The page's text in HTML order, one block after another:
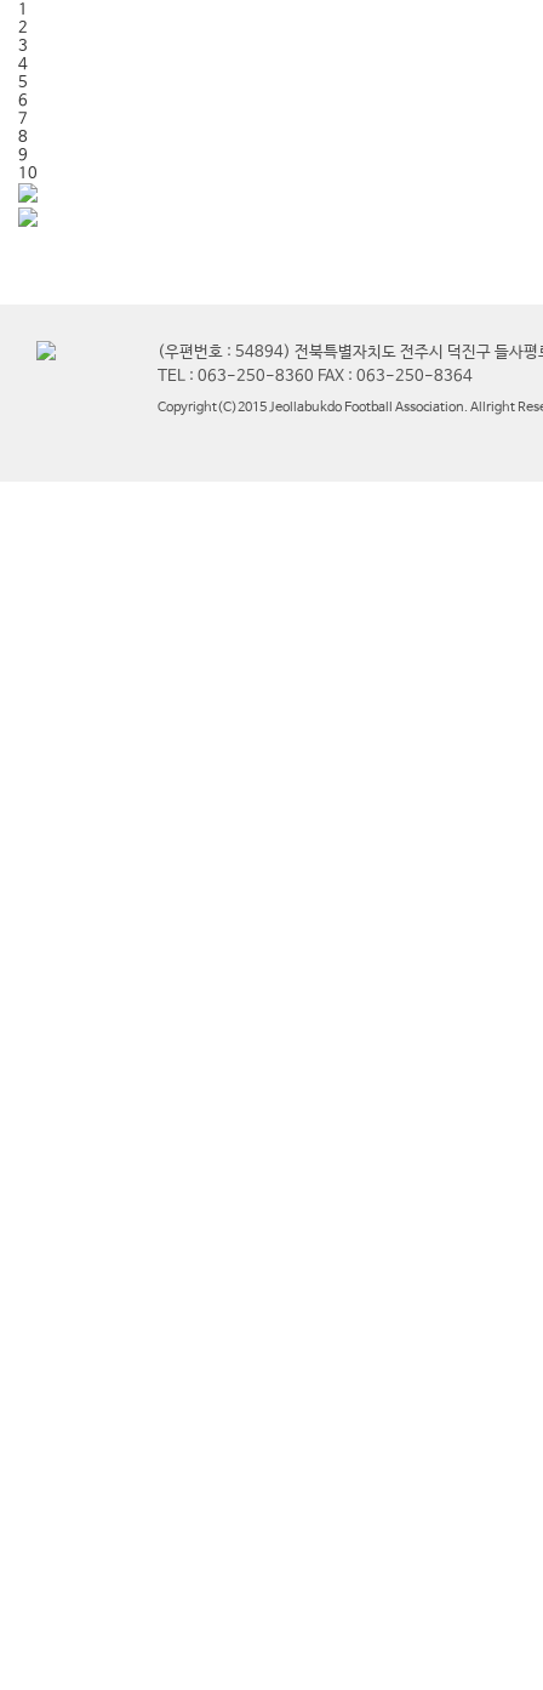
1
2
3
4
5
6
7
8
9
10
(우편번호 : 54894) 전북특별자치도 전주시 덕진구 들사
TEL : 063-250-8360 FAX : 063-250-8364
Copyright(C)2015 Jeollabukdo Football Association. Allright